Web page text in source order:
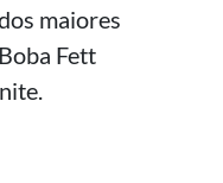
maiores
Fett